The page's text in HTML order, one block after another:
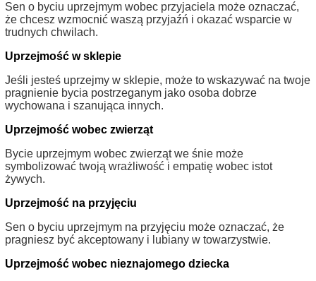
Sen o byciu uprzejmym wobec przyjaciela może oznaczać,
że chcesz wzmocnić waszą przyjaźń i okazać wsparcie w
trudnych chwilach.
Uprzejmość w sklepie
Jeśli jesteś uprzejmy w sklepie, może to wskazywać na twoje
pragnienie bycia postrzeganym jako osoba dobrze
wychowana i szanująca innych.
Uprzejmość wobec zwierząt
Bycie uprzejmym wobec zwierząt we śnie może
symbolizować twoją wrażliwość i empatię wobec istot
żywych.
Uprzejmość na przyjęciu
Sen o byciu uprzejmym na przyjęciu może oznaczać, że
pragniesz być akceptowany i lubiany w towarzystwie.
Uprzejmość wobec nieznajomego dziecka